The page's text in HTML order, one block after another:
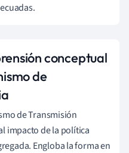
conceptual
de
de Transmisión
impacto de la política
Engloba la forma en